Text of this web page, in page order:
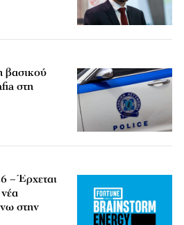
βασικού
στη
– Έρχεται
στην